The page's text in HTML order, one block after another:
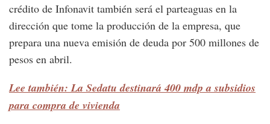
crédito de Infonavit también será el parteaguas en la
dirección que tome la producción de la empresa, que
prepara una nueva emisión de deuda por 500 millones de
pesos en abril.
Lee también: La Sedatu destinará 400 mdp a subsidios
para compra de vivienda